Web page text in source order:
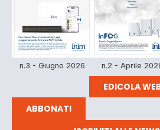
n.3 - Giugno 2026 n.2 - Aprile
EDICOLA
ABBONATI